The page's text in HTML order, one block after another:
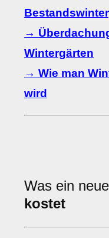
→
Wintergärten
→ Wie man
wird
Was ein
kostet